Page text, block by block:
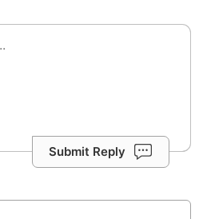
Submit Reply